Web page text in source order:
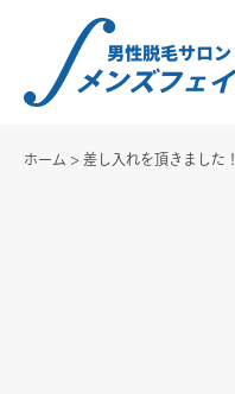
ホーム > 差し入れを頂きました！